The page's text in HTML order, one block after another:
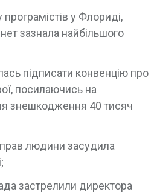
у Флориді,
зазнала найбільшого
підписати конвенцію про
посилаючись на
знешкодження 40 тисяч
людини засудила
застрелили директора